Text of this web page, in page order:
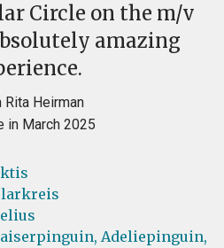
Circle on the m/v
amazing
Rita Heirman
in March 2025
Adeliepinguin,